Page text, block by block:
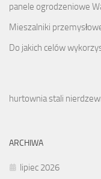
panele ogrodzeniowe
Mieszalniki
Do jakich celów
hurtownia stali
ARCHIWA
lipiec 2026